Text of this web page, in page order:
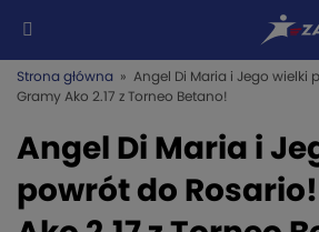
Strona główna » Angel Di Maria i Jego wielki
Gramy Ako 2.17 z Torneo Betano!
Angel Di Maria i
powrót do